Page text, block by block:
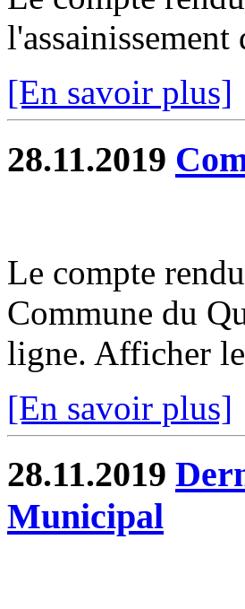
[En savoir plus]
28.11.2019
Le compte
Commune du
ligne. Afficher
[En savoir plus]
28.11.2019
Municipal